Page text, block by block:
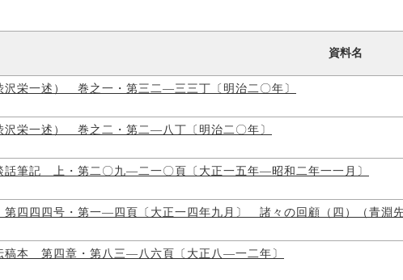
資料名
沢栄一述） 巻之一・第三二―三三丁〔明治二〇年〕
沢栄一述） 巻之二・第二―八丁〔明治二〇年〕
話筆記 上・第二〇九―二一〇頁〔大正一五年―昭和二年一一月〕
四四四号・第一―四頁〔大正一四年九月〕 諸々の回顧（四）（青淵先
稿本 第四章・第八三―八六頁〔大正八―一二年〕